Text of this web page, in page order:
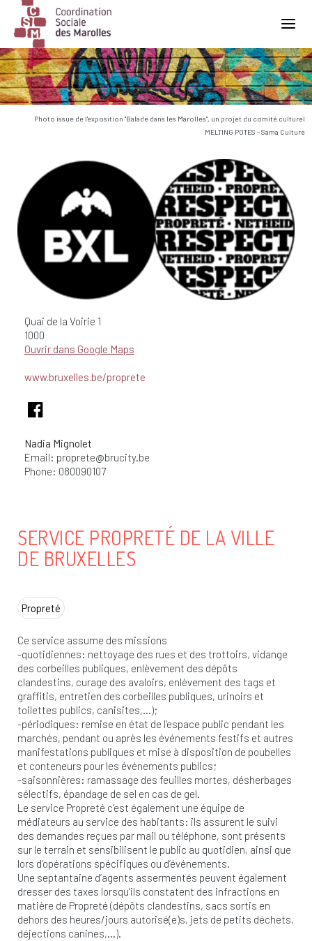
Main Navigation
Photo issue de l'exposition "Balade dans les Marolles", un projet du comité culturel
MELTING POTES - Sama Culture
Quai de la Voirie 1
1000
Ouvrir dans Google Maps
www.bruxelles.be/proprete
Nadia Mignolet
Email: proprete@brucity.be
Phone: 080090107
SERVICE PROPRETÉ DE LA VILLE
DE BRUXELLES
Propreté
Ce service assume des missions
-quotidiennes: nettoyage des rues et des trottoirs, vidange
des corbeilles publiques, enlèvement des dépôts
clandestins, curage des avaloirs, enlèvement des tags et
graffitis, entretien des corbeilles publiques, urinoirs et
toilettes publics, canisites,…);
-périodiques: remise en état de l’espace public pendant les
marchés, pendant ou après les événements festifs et autres
manifestations publiques et mise à disposition de poubelles
et conteneurs pour les événements publics;
-saisonnières: ramassage des feuilles mortes, désherbages
sélectifs, épandage de sel en cas de gel.
Le service Propreté c’est également une équipe de
médiateurs au service des habitants: ils assurent le suivi
des demandes reçues par mail ou téléphone, sont présents
sur le terrain et sensibilisent le public au quotidien, ainsi que
lors d’opérations spécifiques ou d’événements.
Une septantaine d’agents assermentés peuvent également
dresser des taxes lorsqu’ils constatent des infractions en
matière de Propreté (dépôts clandestins, sacs sortis en
dehors des heures/jours autorisé(e)s, jets de petits déchets,
déjections canines,…).